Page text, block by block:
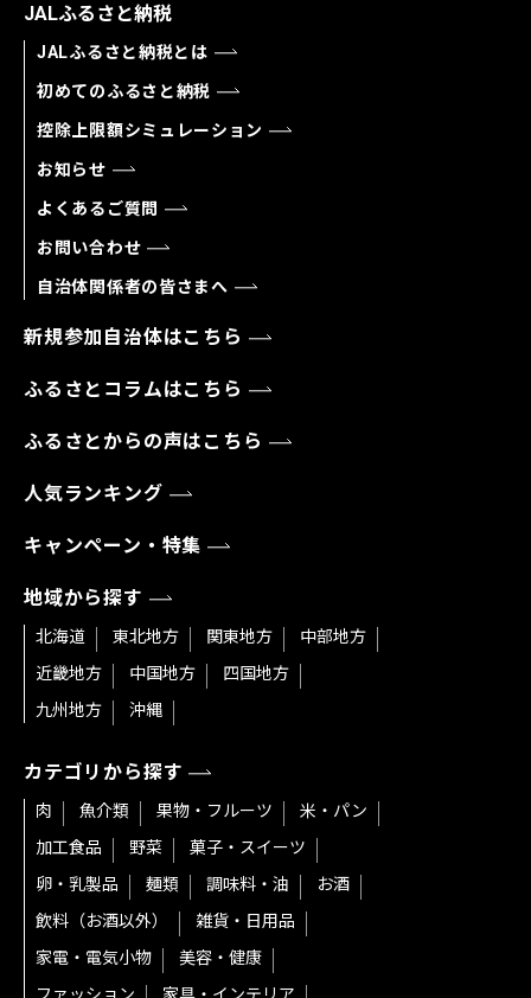
JALふるさと納税
JALふるさと納税とは
初めてのふるさと納税
控除上限額シミュレーション
お知らせ
よくあるご質問
お問い合わせ
自治体関係者の皆さまへ
新規参加自治体はこちら
ふるさとコラムはこちら
ふるさとからの声はこちら
人気ランキング
キャンペーン・特集
地域から探す
北海道 東北地方 関東地方
中部地方
近畿地方
中国地方
四国地方
九州地方
沖縄
カテゴリから探す
肉 魚介類 果物・フルーツ
米・パン
加工食品
野菜
菓子・スイーツ
卵・乳製品
麺類 調味料・油
お酒
飲料（お酒以外）
雑貨・日用品
家電・電気小物
美容・健康
ファッション
家具・インテリア